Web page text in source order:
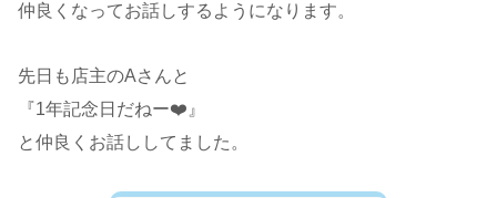
仲良くなってお話しするようになります。
先日も店主のAさんと
『1年記念日だねー❤️』
と仲良くお話ししてました。